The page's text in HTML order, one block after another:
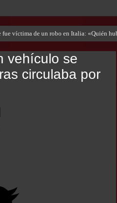
víctima de un robo en Italia: «Quién
vehículo se
circulaba por